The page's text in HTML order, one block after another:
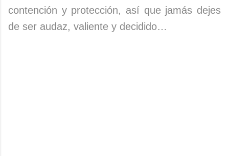
contención y protección, así que jamás dejes
de ser audaz, valiente y decidido…